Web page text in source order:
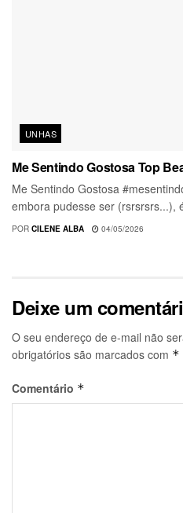
UNHAS
Me Sentindo Gostosa Top
Me Sentindo Gostosa
embora pudesse ser (rsrsrsrs...),
POR CILENE ALBA 04/05/2026
Deixe um
O seu endereço de e-mail não
obrigatórios são marcados com *
Comentário *